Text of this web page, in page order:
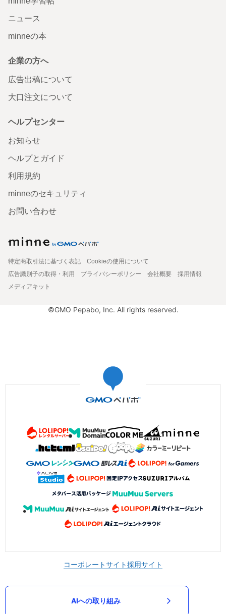
ニュース
minneの本
企業の方へ
広告出稿について
大口注文について
ヘルプセンター
お知らせ
ヘルプとガイド
利用規約
minneのセキュリティ
お問い合わせ
特定商取引法に基づく表記
Cookieの使用について
広告識別子の取得・利用
プライバシーポリシー 会社概要
採用情報
メディアキット
©GMO Pepabo, Inc. All rights reserved.
コーポレートサイト採用サイト
AIへの取り組み